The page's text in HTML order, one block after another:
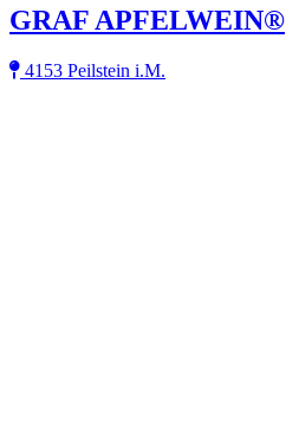
GRAF APFELWEIN®
4153 Peilstein i.M.